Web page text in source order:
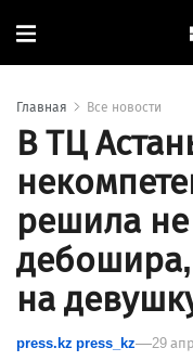
Главная Все новости
В ТЦ
решила
на
press.kz press_kz 29